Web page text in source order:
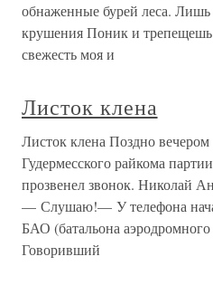
обнаженные бурей леса. Лишь
крушения Поник и
свежесть моя и
Листок клена
Листок клена Поздно вечером
Гудермесского райкома
прозвенел звонок. Николай
— Слушаю!— У телефона
БАО (батальона
Говоривший